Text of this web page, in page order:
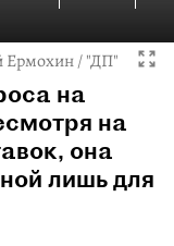
Ермохин / "ДП"
на
на
она
лишь для